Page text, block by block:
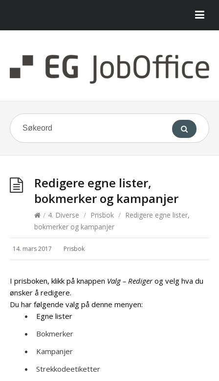
Redigere egne lister,
bokmerker og kampanjer
/ 4. Diverse / Prisbok / Redigere egne lister,
bokmerker og kampanjer
14. mars 2017 Prisbok
I prisboken, klikk på knappen Valg – Redigerog velg hva du
ønsker å redigere.
Du har følgende valg på denne menyen:
Egne lister
Bokmerker
Kampanjer
Strekkodeetiketter